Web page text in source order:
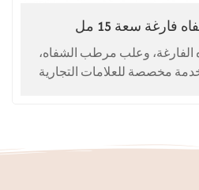
فارغة سعة 15 مل
الفارغة، وعلب مرطب الشفاه،
مخصصة للعلامات التجارية